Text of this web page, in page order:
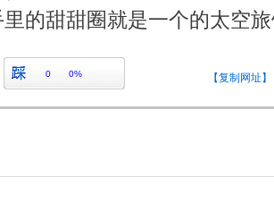
的甜甜圈就是一个的太空
0 0% 【复制网址】